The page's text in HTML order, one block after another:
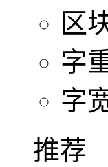
区
字
字
推荐